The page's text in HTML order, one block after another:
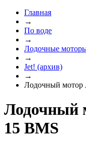
Главная
→
По воде
→
Лодочные
→
Jet! (архив)
→
Лодочный мотор
Лодочный
15 BMS